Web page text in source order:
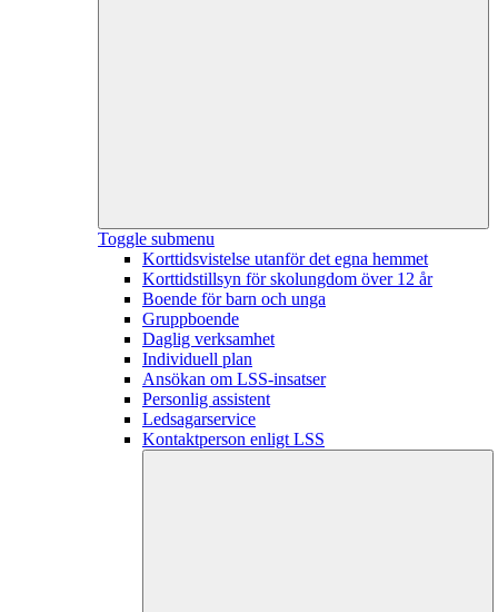
Toggle submenu
Korttidsvistelse utanför det egna hemmet
Korttidstillsyn för skolungdom över 12 år
Boende för barn och unga
Gruppboende
Daglig verksamhet
Individuell plan
Ansökan om LSS-insatser
Personlig assistent
Ledsagarservice
Kontaktperson enligt LSS